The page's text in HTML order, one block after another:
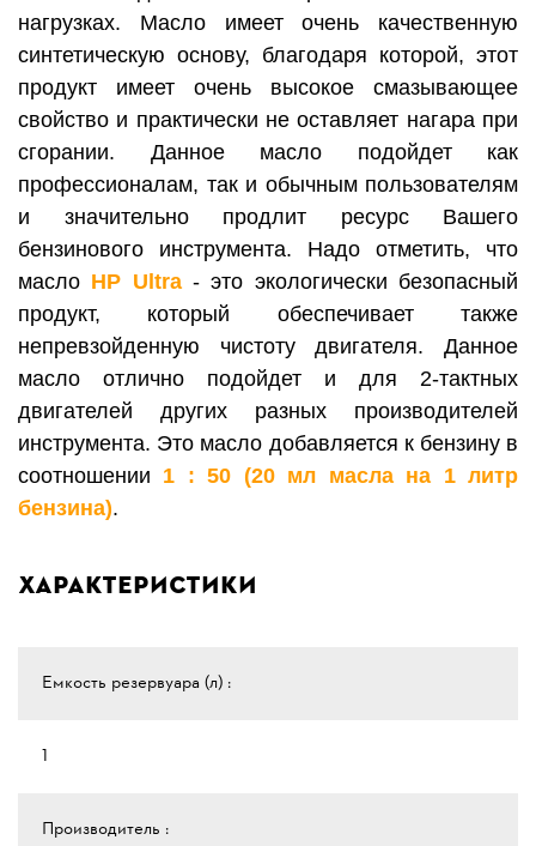
нагрузках. Масло имеет очень качественную
синтетическую основу, благодаря которой, этот
продукт имеет очень высокое смазывающее
свойство и практически не оставляет нагара при
сгорании. Данное масло подойдет как
профессионалам, так и обычным пользователям
и значительно продлит ресурс Вашего
бензинового инструмента. Надо отметить, что
масло HP Ultra- это экологически безопасный
продукт, который обеспечивает также
непревзойденную чистоту двигателя. Данное
масло отлично подойдет и для 2-тактных
двигателей других разных производителей
инструмента. Это масло добавляется к бензину в
соотношении 1 : 50 (20 мл масла на 1 литр
бензина).
Характеристики
Емкость резервуара (л) :
1
Производитель :